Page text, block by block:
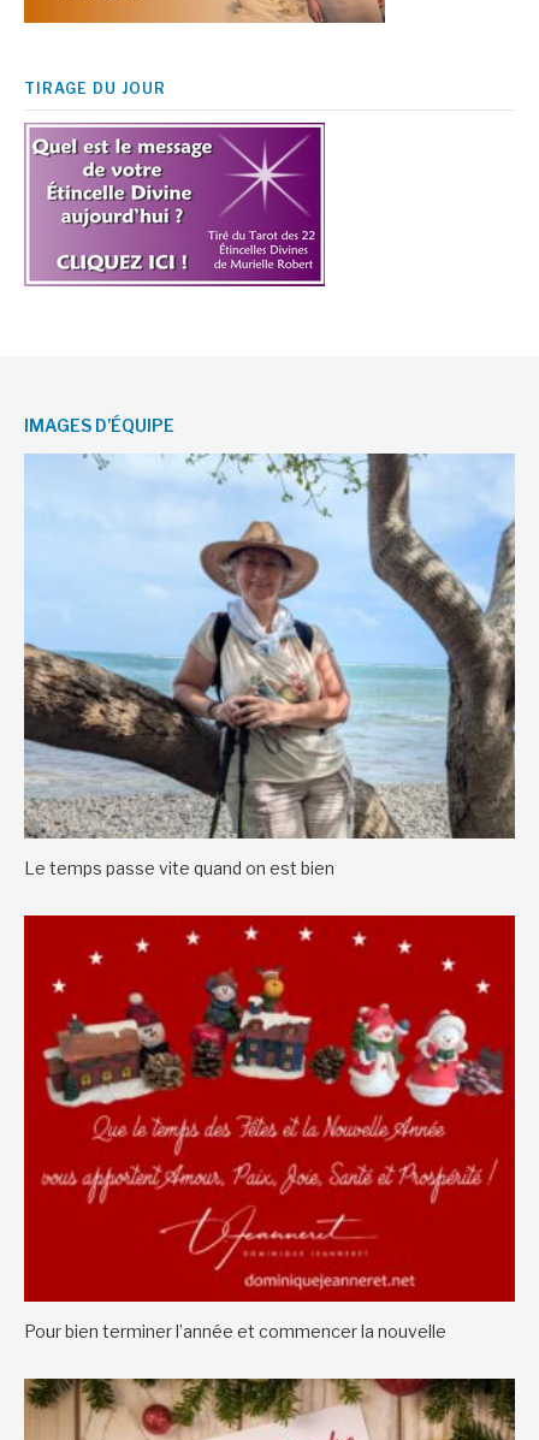
TIRAGE DU JOUR
IMAGES D’ÉQUIPE
Le temps passe vite quand on est bien
Pour bien terminer l’année et commencer la nouvelle